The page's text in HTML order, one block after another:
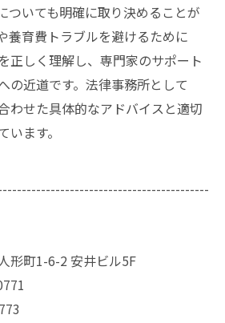
ついても明確に取り決めることが
養育費トラブルを避けるために
正しく理解し、専門家のサポート
の近道です。法律事務所として
わせた具体的なアドバイスと適切
ます。
形町1-6-2 安井ビル5F